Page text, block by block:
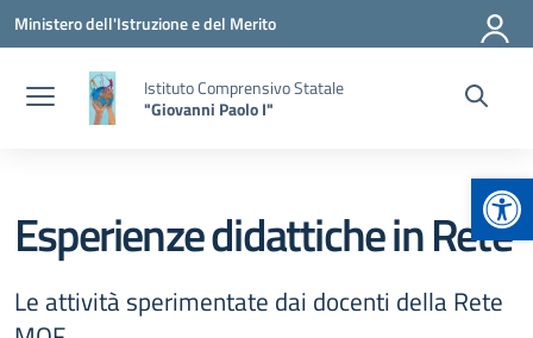
Vai ai contenuti
Vai al menu di navigazione
Vai al footer
Ministero dell'Istruzione e del Merito
Istituto Comprensivo Statale
"Giovanni Paolo I"
Esperienze didattiche in Rete
Le attività sperimentate dai docenti della Rete